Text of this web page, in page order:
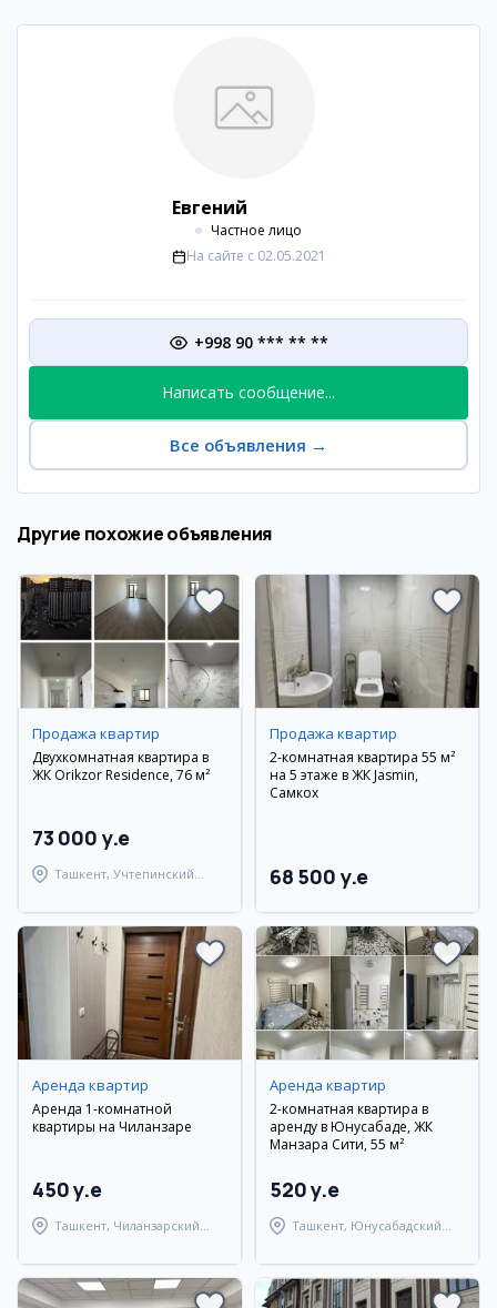
Евгений
Частное лицо
На сайте с 02.05.2021
+998 90 *** ** **
Написать сообщение...
Все объявления →
Другие похожие объявления
Продажа квартир
Двухкомнатная квартира в
ЖК Orikzor Residence, 76 м²
73 000 y.e
Ташкент, Учтепинский
Продажа квартир
2-комнатная квартира 55 м²
на 5 этаже в ЖК Jasmin,
Самкох
68 500 y.e
Аренда квартир
Аренда 1-комнатной
квартиры на Чиланзаре
450 y.e
Ташкент, Чиланзарский
Аренда квартир
2-комнатная квартира в
аренду в Юнусабаде, ЖК
Манзара Сити, 55 м²
520 y.e
Ташкент, Юнусабадский